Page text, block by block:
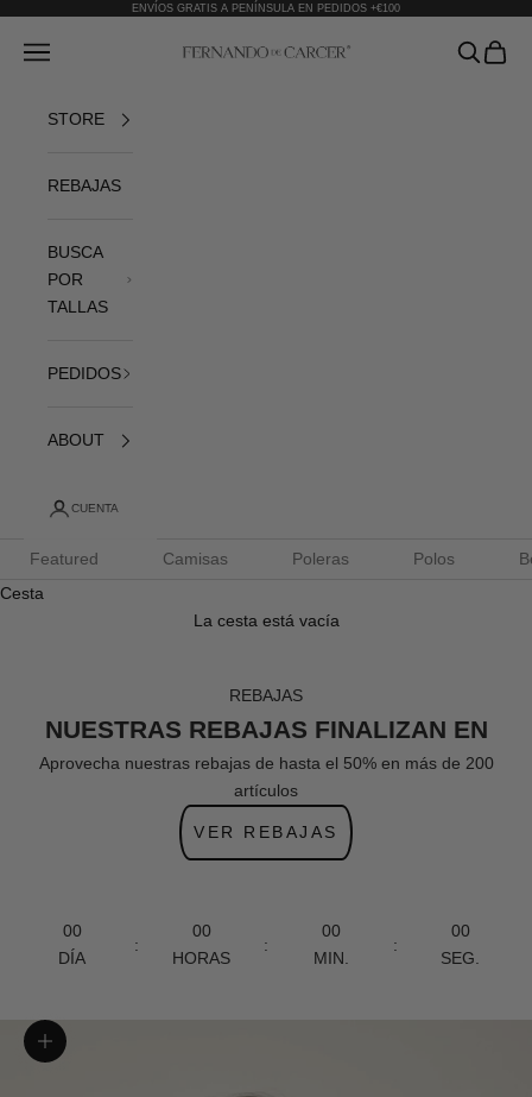
ENVÍOS GRATIS A PENÍNSULA EN PEDIDOS +€100
Fernando de Cárcer
Abrir menú de navegación AbrirAbrir
STORE
REBAJAS
BUSCA
POR
TALLAS
PEDIDOS
ABOUT
CUENTA
Featured Camisas Poleras Polos
Cesta
La cesta está vacía
REBAJAS
NUESTRAS REBAJAS FINALIZAN EN
Aprovecha nuestras rebajas de hasta el 50% en más de 200
artículos
VER REBAJAS
00
DÍA
:
00
HORAS
:
00
MIN.
:
00
SEG.
Zoom